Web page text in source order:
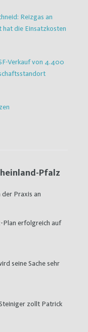
Reizgas an
hat die Einsatzkosten
Verkauf von 4.400
Pfalz
Praxis an
Plan erfolgreich auf
seine Sache sehr
zollt Patrick